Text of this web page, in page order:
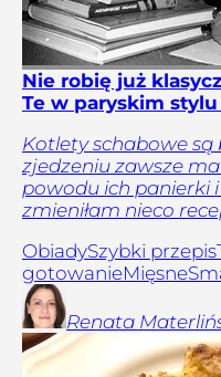
Nie robię już
Te w paryskim
Kotlety schabowe są
zjedzeniu zawsze
powodu ich panierki
zmieniłam nieco
ObiadySzybki przepis
gotowanieMięsne
Renata